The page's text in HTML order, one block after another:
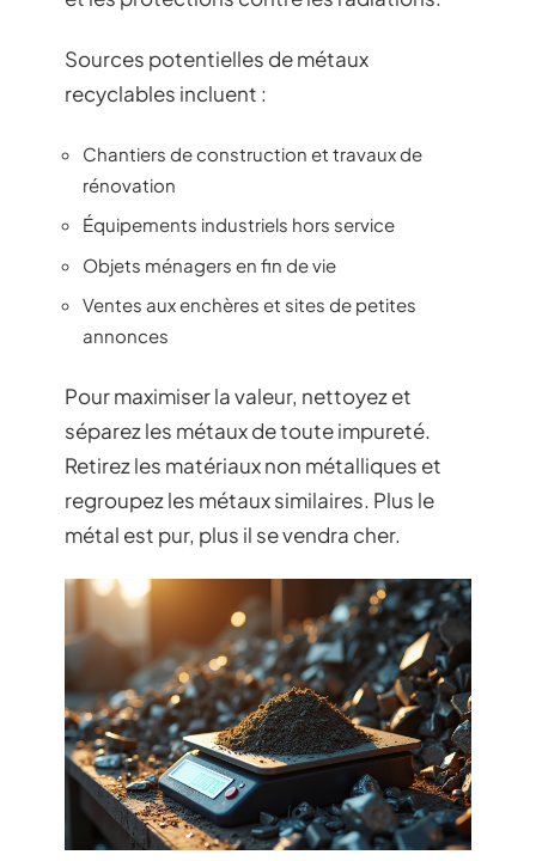
Sources potentielles de métaux
recyclables incluent :
Chantiers de construction et travaux de
rénovation
Équipements industriels hors service
Objets ménagers en fin de vie
Ventes aux enchères et sites de petites
annonces
Pour maximiser la valeur, nettoyez et
séparez les métaux de toute impureté.
Retirez les matériaux non métalliques et
regroupez les métaux similaires. Plus le
métal est pur, plus il se vendra cher.